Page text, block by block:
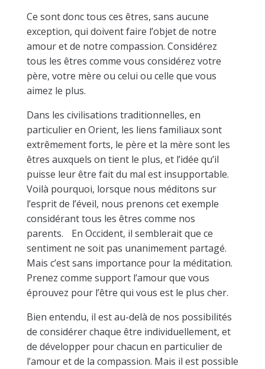
Ce sont donc tous ces êtres, sans aucune
exception, qui doivent faire l’objet de notre
amour et de notre compassion. Considérez
tous les êtres comme vous considérez votre
père, votre mère ou celui ou celle que vous
aimez le plus.
Dans les civilisations traditionnelles, en
particulier en Orient, les liens familiaux sont
extrêmement forts, le père et la mère sont les
êtres auxquels on tient le plus, et l’idée qu’il
puisse leur être fait du mal est insupportable.
Voilà pourquoi, lorsque nous méditons sur
l’esprit de l’éveil, nous prenons cet exemple
considérant tous les êtres comme nos
parents. En Occident, il semblerait que ce
sentiment ne soit pas unanimement partagé.
Mais c’est sans importance pour la méditation.
Prenez comme support l’amour que vous
éprouvez pour l’être qui vous est le plus cher.
Bien entendu, il est au-delà de nos possibilités
de considérer chaque être individuellement, et
de développer pour chacun en particulier de
l’amour et de la compassion. Mais il est possible